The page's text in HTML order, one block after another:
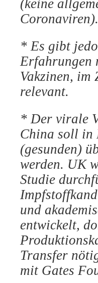
(keine
Coronaviren).
*Es gibt
Erfahrungen
Vakzinen, im
relevant.
*Der virale
China soll in
(gesunden)
werden. UK
Studie
und
entwickelt,
Transfer
mit Gates